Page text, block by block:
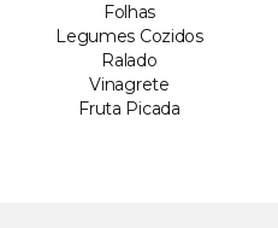
Folhas
Legumes Cozidos
Ralado
Vinagrete
Fruta Picada